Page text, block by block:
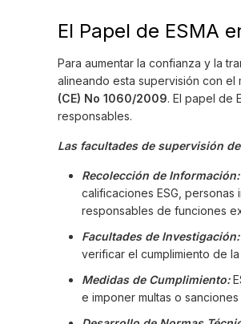
El Papel de ESMA
Para aumentar la confianza y la
alineando esta supervisión con
(CE) No 1060/2009. El papel de
responsables.
Las facultades de supervisión
Recolección de Información:
calificaciones ESG,
responsables de funciones
Facultades de Investigación:
verificar el cumplimiento de
Medidas de Cumplimiento:
e imponer multas o